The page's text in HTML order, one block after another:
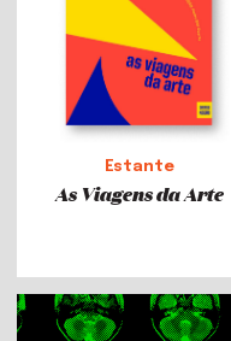
Estante
As Viagens da Arte